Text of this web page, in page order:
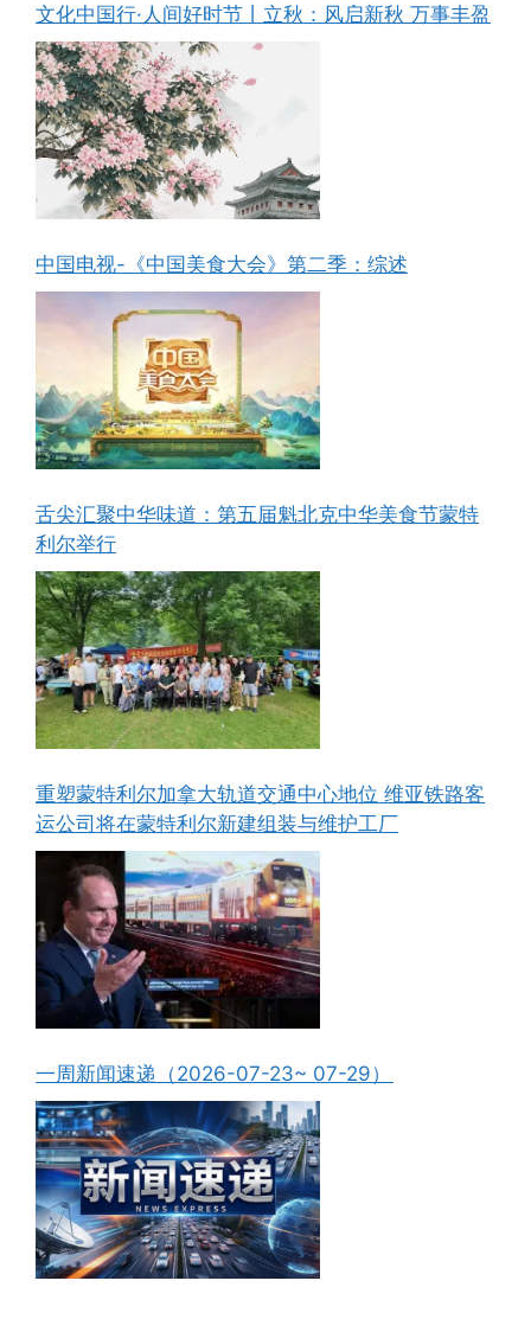
文化中国行·人间好时节丨立秋：风启新秋 万事丰盈
中国电视-《中国美食大会》第二季：综述
舌尖汇聚中华味道：第五届魁北克中华美食节蒙特
利尔举行
重塑蒙特利尔加拿大轨道交通中心地位 维亚铁路客
运公司将在蒙特利尔新建组装与维护工厂
一周新闻速递（2026-07-23~ 07-29）